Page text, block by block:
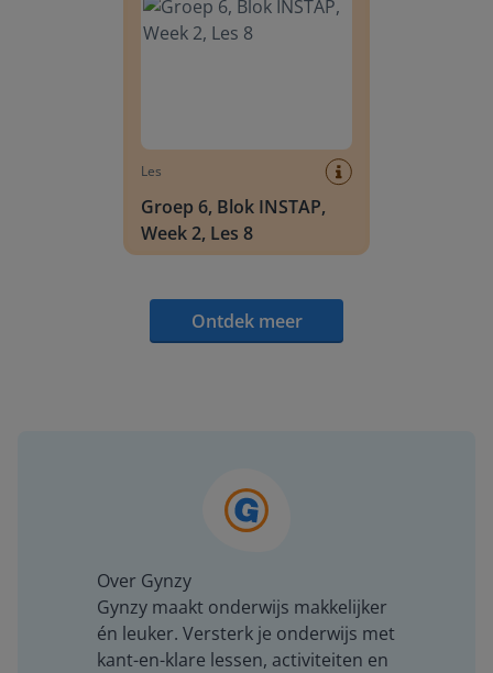
Les
Groep 6, Blok INSTAP,
Week 2, Les 8
Ontdek meer
Over Gynzy
Gynzy maakt onderwijs makkelijker
én leuker. Versterk je onderwijs met
kant-en-klare lessen, activiteiten en